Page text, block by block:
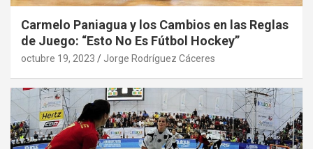
Carmelo Paniagua y los Cambios en las Reglas
de Juego: “Esto No Es Fútbol Hockey”
octubre 19, 2023 Jorge Rodríguez Cáceres